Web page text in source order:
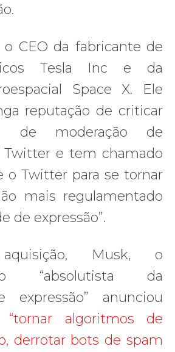
CEO da fabricante de
Tesla Inc e da
Space X. Ele
reputação de criticar
de moderação de
Twitter e tem chamado
o Twitter para se tornar
mais regulamentado
de expressão”.
Musk, o
“absolutista da
expressão” anunciou
“tornar algoritmos de
derrotar bots de spam